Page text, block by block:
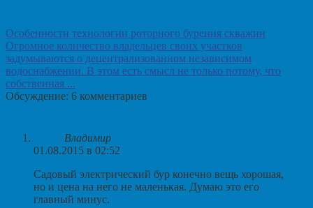
Особенности технологии роторного бурения скважин
Огромное количество владельцев своих участков
задумываются о децентрализованном независимом
водоснабжении. В этом есть смысл не только потому, что
собственная ...
Обсуждение: 6 комментариев
Владимир
01.08.2015 в 02:52
Садовый электрический бур конечно вещь хорошая,
но и цена на него не маленькая. Думаю это его
главный минус.